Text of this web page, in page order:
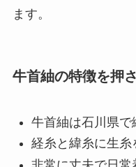
ます。
牛首紬の特徴を押
牛首紬は石川県
経糸と緯糸に生